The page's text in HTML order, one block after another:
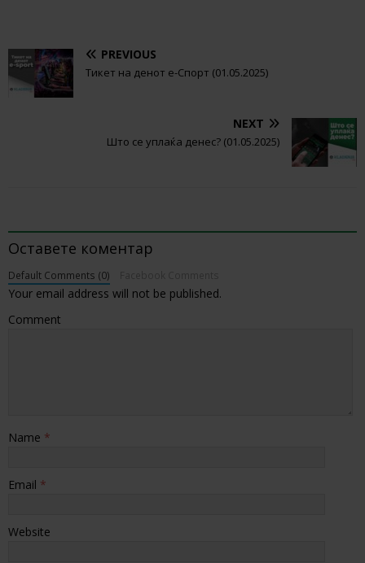
PREVIOUS
Тикет на денот е-Спорт (01.05.2025)
NEXT
Што се уплаќа денес? (01.05.2025)
Оставете коментар
Default Comments (0)
Your email address will not be published.
Comment
Name *
Email *
Website